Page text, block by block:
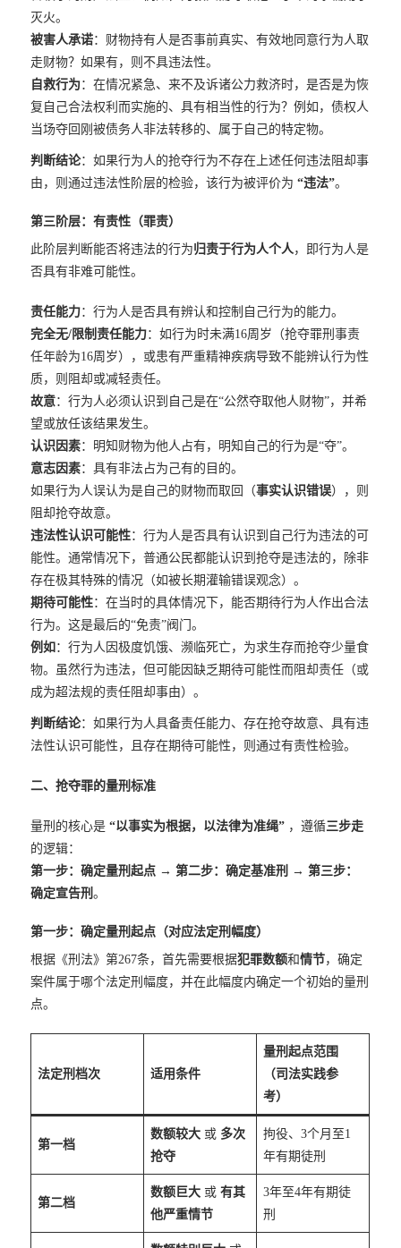
灭火。
被害人承诺：财物持有人是否事前真实、有效地同意行为人取
走财物？如果有，则不具违法性。
自救行为：在情况紧急、来不及诉诸公力救济时，是否是为恢
复自己合法权利而实施的、具有相当性的行为？例如，债权人
当场夺回刚被债务人非法转移的、属于自己的特定物。
判断结论：如果行为人的抢夺行为不存在上述任何违法阻却事
由，则通过违法性阶层的检验，该行为被评价为“违法”。
第三阶层：有责性（罪责）
此阶层判断能否将违法的行为归责于行为人个人，即行为人是
否具有非难可能性。
责任能力：行为人是否具有辨认和控制自己行为的能力。
完全无/限制责任能力：如行为时未满16周岁（抢夺罪刑事责
任年龄为16周岁），或患有严重精神疾病导致不能辨认行为性
质，则阻却或减轻责任。
故意：行为人必须认识到自己是在“公然夺取他人财物”，并希
望或放任该结果发生。
认识因素：明知财物为他人占有，明知自己的行为是“夺”。
意志因素：具有非法占为己有的目的。
如果行为人误认为是自己的财物而取回（事实认识错误），则
阻却抢夺故意。
违法性认识可能性：行为人是否具有认识到自己行为违法的可
能性。通常情况下，普通公民都能认识到抢夺是违法的，除非
存在极其特殊的情况（如被长期灌输错误观念）。
期待可能性：在当时的具体情况下，能否期待行为人作出合法
行为。这是最后的“免责”阀门。
例如 ：行为人因极度饥饿、濒临死亡，为求生存而抢夺少量食
物。虽然行为违法，但可能因缺乏期待可能性而阻却责任（或
成为超法规的责任阻却事由）。
判断结论：如果行为人具备责任能力、存在抢夺故意、具有违
法性认识可能性，且存在期待可能性，则通过有责性检验。
二、抢夺罪的量刑标准
量刑的核心是“以事实为根据，以法律为准绳” ，遵循三步走
的逻辑：
第一步：确定量刑起点 →第二步：确定基准刑 →第三步：
确定宣告刑。
第一步：确定量刑起点（对应法定刑幅度）
根据《刑法》第267条，首先需要根据犯罪数额和情节，确定
案件属于哪个法定刑幅度，并在此幅度内确定一个初始的量刑
点。
法定刑档次 适用条件
量刑起点范围
（司法实践参
考）
第一档
数额较大 或 多次
抢夺
拘役、3个月至1
年有期徒刑
第二档
数额巨大 或有其
他严重情节
3年至4年有期徒
刑